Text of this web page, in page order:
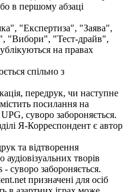
в першому абзаці
"Експертиза", "Заява",
"Вибори", "Тест-драйв",
на правах
спільно з
передрук, чи наступне
посилання на
суворо забороняється.
Я-Корреспондент є автор
та відтворення
творів
суворо забороняється.
призначені для осіб